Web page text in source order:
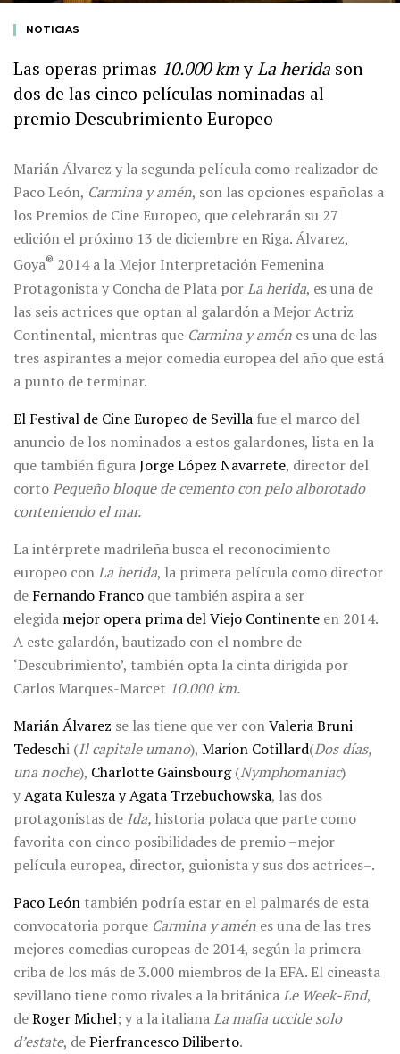
NOTICIAS
Las operas primas 10.000 kmyLa herida son
dos de las cinco películas nominadas al
premio Descubrimiento Europeo
Marián Álvarez y la segunda película como realizador de
Paco León, Carmina y amén, son las opciones españolas a
los Premios de Cine Europeo, que celebrarán su 27
edición el próximo 13 de diciembre en Riga. Álvarez,
Goya® 2014 a la Mejor Interpretación Femenina
Protagonista y Concha de Plata porLa herida, es una de
las seis actrices que optan al galardón a Mejor Actriz
Continental, mientras que Carmina y amén es una de las
tres aspirantes a mejor comedia europea del año que está
a punto de terminar.
El Festival de Cine Europeo de Sevilla fue el marco del
anuncio de los nominados a estos galardones, lista en la
que también figuraJorge López Navarrete, director del
cortoPequeño bloque de cemento con pelo alborotado
conteniendo el mar.
La intérprete madrileña busca el reconocimiento
europeo conLa herida, la primera película como director
de Fernando Franco que también aspira a ser
elegida mejor opera prima del Viejo Continente en 2014.
A este galardón, bautizado con el nombre de
‘Descubrimiento’, también opta la cinta dirigida por
Carlos Marques-Marcet 10.000km.
Marián Álvarez se las tiene que ver conValeria Bruni
Tedeschi (Ilcapitale umano), Marion Cotillard(Dos días,
una noche), Charlotte Gainsbourg(Nymphomaniac)
yAgata Kulesza y Agata Trzebuchowska, las dos
protagonistas de Ida, historia polaca que parte como
favorita con cinco posibilidades de premio –mejor
película europea, director, guionista y sus dos actrices–.
Paco León también podría estar en el palmarés de esta
convocatoria porque Carmina y amén es una de las tres
mejores comedias europeas de 2014, según la primera
criba de los más de 3.000 miembros de la EFA. El cineasta
sevillano tiene como rivales a la británicaLe Week-End,
deRoger Michel; y a la italianaLa mafia uccide solo
d’estate, dePierfrancesco Diliberto.